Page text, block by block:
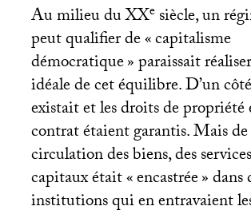
Au milieu duXXesiècle, un
peut qualifier de «capitalisme
démocratique» paraissait
idéale de cet équilibre. D’un
existait et les droits de propriété
contrat étaient garantis. Mais de
circulation des biens, des
capitaux était «encastrée» dans
institutions qui en entravaient